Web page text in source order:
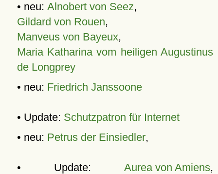
• neu: Alnobert von Seez,
Gildard von Rouen,
Manveus von Bayeux,
Maria Katharina vom heiligen Augustinus
de Longprey
• neu: Friedrich Janssoone
• Update: Schutzpatron für Internet
• neu: Petrus der Einsiedler,
• Update: Aurea von Amiens,